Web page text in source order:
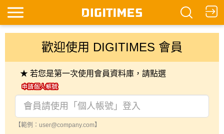
歡迎使用 DIGITIMES 會員
★ 若您是第一次使用會員資料庫，請點選
【範例：user@company.com】